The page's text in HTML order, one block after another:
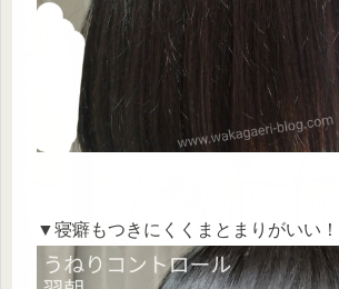
▼寝癖もつきにくくまとまりがいい！